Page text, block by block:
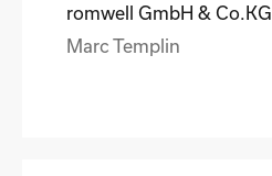
romwell GmbH & Co.KG
Marc Templin